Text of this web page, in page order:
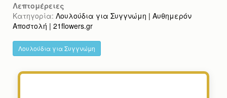
Λεπτομέρειες
Κατηγορία: Λουλούδια για Συγγνώμη | Αυθημερόν
Αποστολή | 21flowers.gr
Λουλούδια για Συγγνώμη